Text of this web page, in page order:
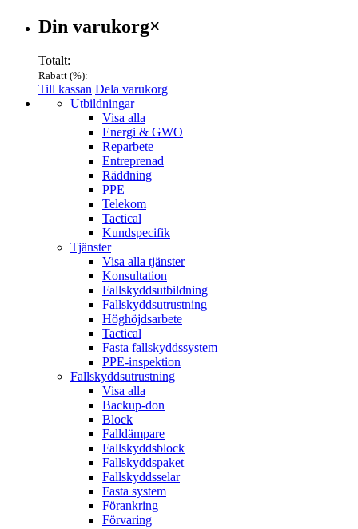
Varukorg
Din varukorg×
Totalt:
Rabatt (%):
Till kassan Dela varukorg
Menu Utbildningar
Visa alla
Energi & GWO
Reparbete
Entreprenad
Räddning
PPE
Telekom
Tactical
Kundspecifik
Tjänster
Visa alla tjänster
Konsultation
Fallskyddsutbildning
Fallskyddsutrustning
Höghöjdsarbete
Tactical
Fasta fallskyddssystem
PPE-inspektion
Fallskyddsutrustning
Visa alla
Backup-don
Block
Falldämpare
Fallskyddsblock
Fallskyddspaket
Fallskyddsselar
Fasta system
Förankring
Förvaring